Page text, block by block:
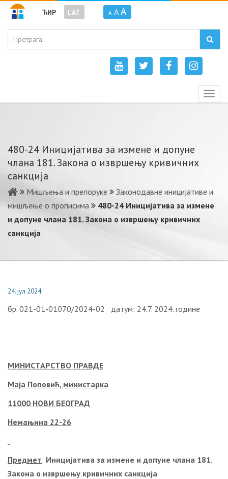
ЋИР LAT A A A
480-24 Иницијатива за измене и допуне
члана 181. Закона о извршењу кривичних
санкција
Мишљења и препоруке
Законодавне иницијативе и
мишљење о прописима
480-24 Иницијатива за измене
и допуне члана 181. Закона о извршењу кривичних
санкција
24. јул 2024.
бр. 021-01-01070/2024-02 датум: 24.7. 2024. године
МИНИСТАРСТВО ПРАВДЕ
Маја Поповић, министарка
11000 НОВИ БЕОГРАД
Немањина 22-26
Предмет: Иницијатива за измене и допуне члана 181.
Закона о извршењу кривичних санкција